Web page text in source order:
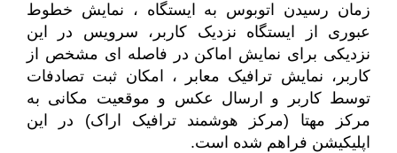
زمان رسیدن اتوبوس به ایستگاه ، نمایش خطوط
عبوری از ایستگاه نزدیک کاربر، سرویس در این
نزدیکی برای نمایش اماکن در فاصله ای مشخص از
کاربر، نمایش ترافیک معابر ، امکان ثبت تصادفات
توسط کاربر و ارسال عکس و موقعیت مکانی به
مرکز مهتا (مرکز هوشمند ترافیک اراک) در این
اپلیکیشن فراهم شده است.